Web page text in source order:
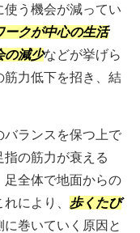
う機会が減ってい
ークが中心の生活
の減少などが挙げら
筋力低下を招き、結
バランスを保つ上で
の筋力が衰える
足全体で地面からの
により、 歩くたび
巻いていく原因と